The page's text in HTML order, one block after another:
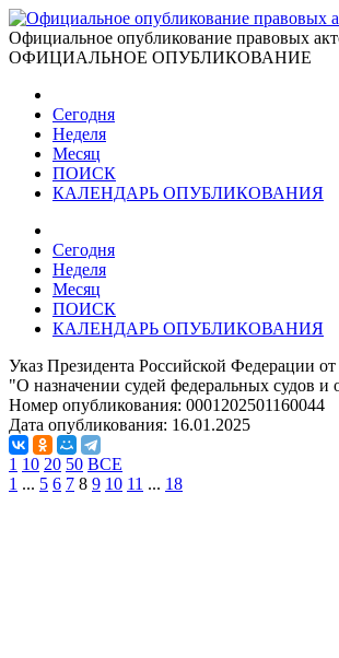
Официальное опубликование правовых
ОФИЦИАЛЬНОЕ ОПУБЛИКОВАНИЕ
Сегодня
Неделя
Месяц
ПОИСК
КАЛЕНДАРЬ ОПУБЛИКОВАНИЯ
Сегодня
Неделя
Месяц
ПОИСК
КАЛЕНДАРЬ ОПУБЛИКОВАНИЯ
Указ Президента Российской Федерации
"О назначении судей федеральных судов
Номер опубликования: 0001202501160044
Дата опубликования: 16.01.2025
1 10 20 50 ВСЕ
1 ... 5 6 7 8 9 10 11 ... 18